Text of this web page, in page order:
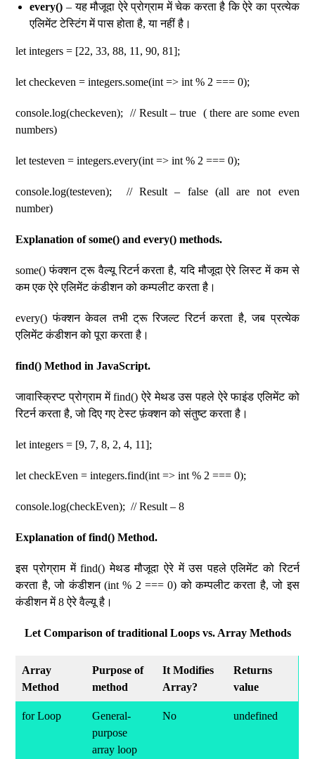
every() – यह मौजूदा ऐरे प्रोग्राम में चेक करता है कि ऐरे का प्रत्येक
एलिमेंट टेस्टिंग में पास होता है, या नहीं है।
let integers = [22, 33, 88, 11, 90, 81];
let checkeven = integers.some(int => int % 2 === 0);
console.log(checkeven); // Result – true ( there are some even
numbers)
let testeven = integers.every(int => int % 2 === 0);
console.log(testeven); // Result – false (all are not even
number)
Explanation of some() and every() methods.
some() फंक्शन ट्रू वैल्यू रिटर्न करता है, यदि मौजूदा ऐरे लिस्ट में कम से
कम एक ऐरे एलिमेंट कंडीशन को कम्पलीट करता है।
every() फंक्शन केवल तभी ट्रू रिजल्ट रिटर्न करता है, जब प्रत्येक
एलिमेंट कंडीशन को पूरा करता है।
find() Method in JavaScript.
जावास्क्रिप्ट प्रोग्राम में find() ऐरे मेथड उस पहले ऐरे फाइंड एलिमेंट को
रिटर्न करता है, जो दिए गए टेस्ट फ़ंक्शन को संतुष्ट करता है।
let integers = [9, 7, 8, 2, 4, 11];
let checkEven = integers.find(int => int % 2 === 0);
console.log(checkEven); // Result – 8
Explanation of find() Method.
इस प्रोग्राम में find() मेथड मौजूदा ऐरे में उस पहले एलिमेंट को रिटर्न
करता है, जो कंडीशन (int % 2 === 0) को कम्पलीट करता है, जो इस
कंडीशन में 8 ऐरे वैल्यू है।
Let Comparison of traditional Loops vs. Array Methods
Array
Method
Purpose of
method
It Modifies
Array?
Returns
value
for Loop
General-
purpose
array loop
No undefined